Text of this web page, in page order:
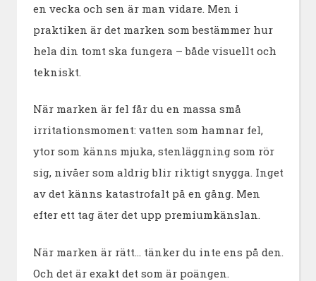
en vecka och sen är man vidare. Men i
praktiken är det marken som bestämmer hur
hela din tomt ska fungera – både visuellt och
tekniskt.
När marken är fel får du en massa små
irritationsmoment: vatten som hamnar fel,
ytor som känns mjuka, stenläggning som rör
sig, nivåer som aldrig blir riktigt snygga. Inget
av det känns katastrofalt på en gång. Men
efter ett tag äter det upp premiumkänslan.
När marken är rätt… tänker du inte ens på den.
Och det är exakt det som är poängen.